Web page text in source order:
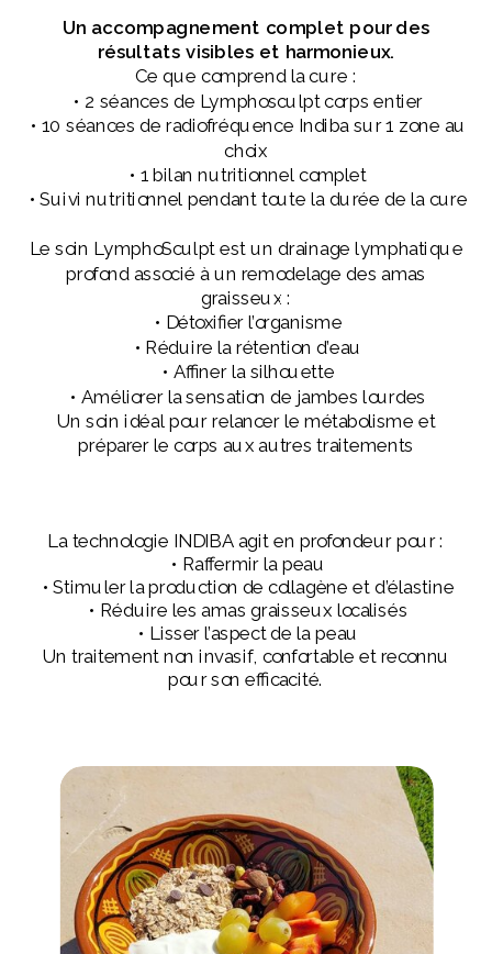
Un accompagnement complet pour des
résultats visibles et harmonieux.
Ce que comprend la cure :
• 2 séances de Lymphosculpt corps entier
• 10 séances de radiofréquence Indiba sur 1 zone au
choix
• 1 bilan nutritionnel complet
• Suivi nutritionnel pendant toute la durée de la cure
Le soin LymphoSculpt est un drainage lymphatique
profond associé à un remodelage des amas
graisseux :
• Détoxifier l’organisme
• Réduire la rétention d’eau
• Affiner la silhouette
• Améliorer la sensation de jambes lourdes
Un soin idéal pour relancer le métabolisme et
préparer le corps aux autres traitements
La technologie INDIBA agit en profondeur pour :
• Raffermir la peau
• Stimuler la production de collagène et d’élastine
• Réduire les amas graisseux localisés
• Lisser l’aspect de la peau
Un traitement non invasif, confortable et reconnu
pour son efficacité.